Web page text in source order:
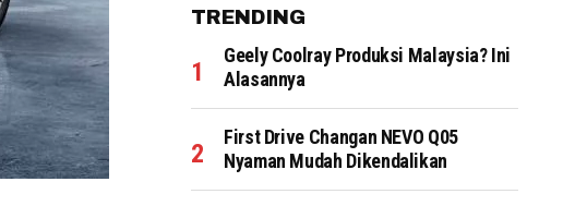
TRENDING
Geely Coolray Produksi Malaysia? Ini
Alasannya
First Drive Changan NEVO Q05
Nyaman Mudah Dikendalikan